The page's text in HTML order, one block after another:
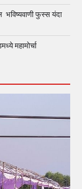
भविष्यवाणी फुस्स यंदा
महामोर्चा